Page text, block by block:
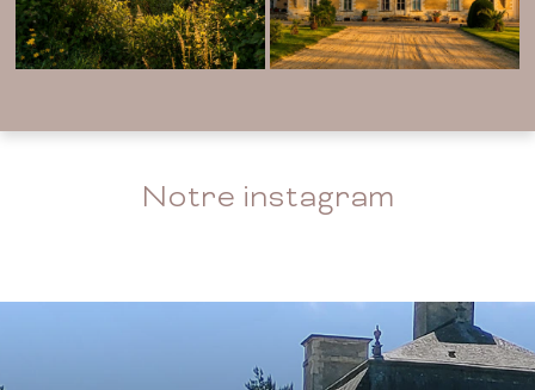
Notre instagram